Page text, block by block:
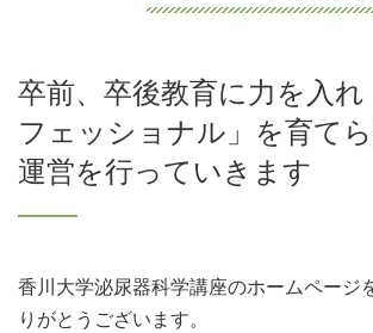
卒前、卒後教育に力を入れ
フェッショナル」を育て
運営を行っていきます
香川大学泌尿器科学講座のホームページ
りがとうございます。